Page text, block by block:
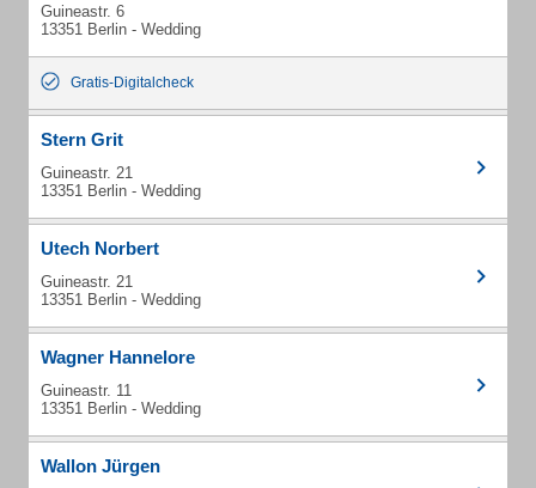
Guineastr. 6
13351 Berlin - Wedding
Gratis-Digitalcheck
Stern Grit
Guineastr. 21
13351 Berlin - Wedding
Utech Norbert
Guineastr. 21
13351 Berlin - Wedding
Wagner Hannelore
Guineastr. 11
13351 Berlin - Wedding
Wallon Jürgen